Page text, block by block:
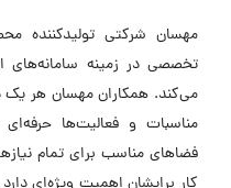
مهسان شرکتی تولیدکننده
تخصصی در زمینه سامانه‌های
می‌کند. همکاران مهسان هر
مناسبات و فعالیت‌ها
فضاهای مناسب برای تمام